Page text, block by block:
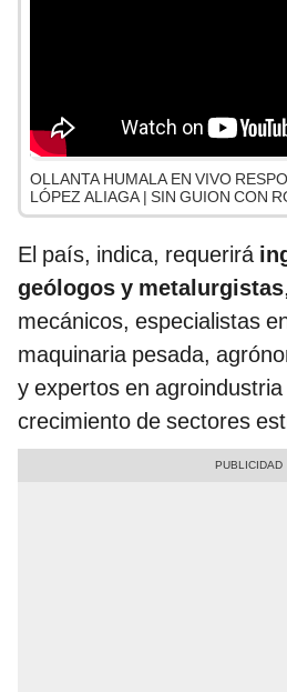
OLLANTA HUMALA EN VIVO
LÓPEZ ALIAGA | SIN GUION CON
El país, indica, requerirá
geólogos y metalurgistas
mecánicos, especialistas
maquinaria pesada,
y expertos en
crecimiento de sectores